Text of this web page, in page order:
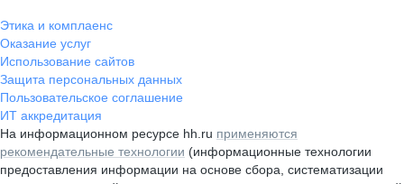
Этика и комплаенс
Оказание услуг
Использование сайтов
Защита персональных данных
Пользовательское соглашение
ИТ аккредитация
На информационном ресурсе hh.ru применяются
рекомендательные технологии (информационные технологии
предоставления информации на основе сбора, систематизации